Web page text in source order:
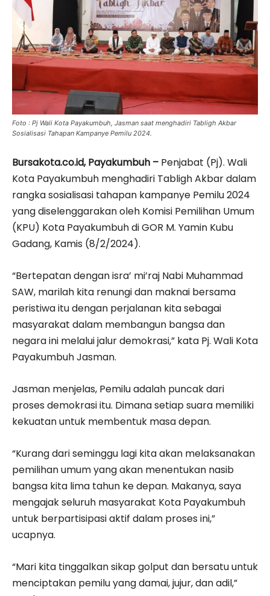
Foto : Pj Wali Kota Payakumbuh, Jasman saat menghadiri Tabligh Akbar
Sosialisasi Tahapan Kampanye Pemilu 2024.
Bursakota.co.id, Payakumbuh – Penjabat (Pj). Wali
Kota Payakumbuh menghadiri Tabligh Akbar dalam
rangka sosialisasi tahapan kampanye Pemilu 2024
yang diselenggarakan oleh Komisi Pemilihan Umum
(KPU) Kota Payakumbuh di GOR M. Yamin Kubu
Gadang, Kamis (8/2/2024).
“Bertepatan dengan isra’ mi’raj Nabi Muhammad
SAW, marilah kita renungi dan maknai bersama
peristiwa itu dengan perjalanan kita sebagai
masyarakat dalam membangun bangsa dan
negara ini melalui jalur demokrasi,” kata Pj. Wali Kota
Payakumbuh Jasman.
Jasman menjelas, Pemilu adalah puncak dari
proses demokrasi itu. Dimana setiap suara memiliki
kekuatan untuk membentuk masa depan.
“Kurang dari seminggu lagi kita akan melaksanakan
pemilihan umum yang akan menentukan nasib
bangsa kita lima tahun ke depan. Makanya, saya
mengajak seluruh masyarakat Kota Payakumbuh
untuk berpartisipasi aktif dalam proses ini,”
ucapnya.
“Mari kita tinggalkan sikap golput dan bersatu untuk
menciptakan pemilu yang damai, jujur, dan adil,”